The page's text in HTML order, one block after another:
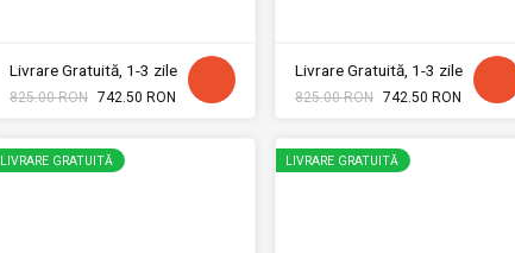
Livrare Gratuită, 1-3 zile
825.00 RON 742.50 RON
Livrare Gratuită, 1-3 zile
825.00 RON 742.50 RON
LIVRARE GRATUITĂ LIVRARE GRATUITĂ